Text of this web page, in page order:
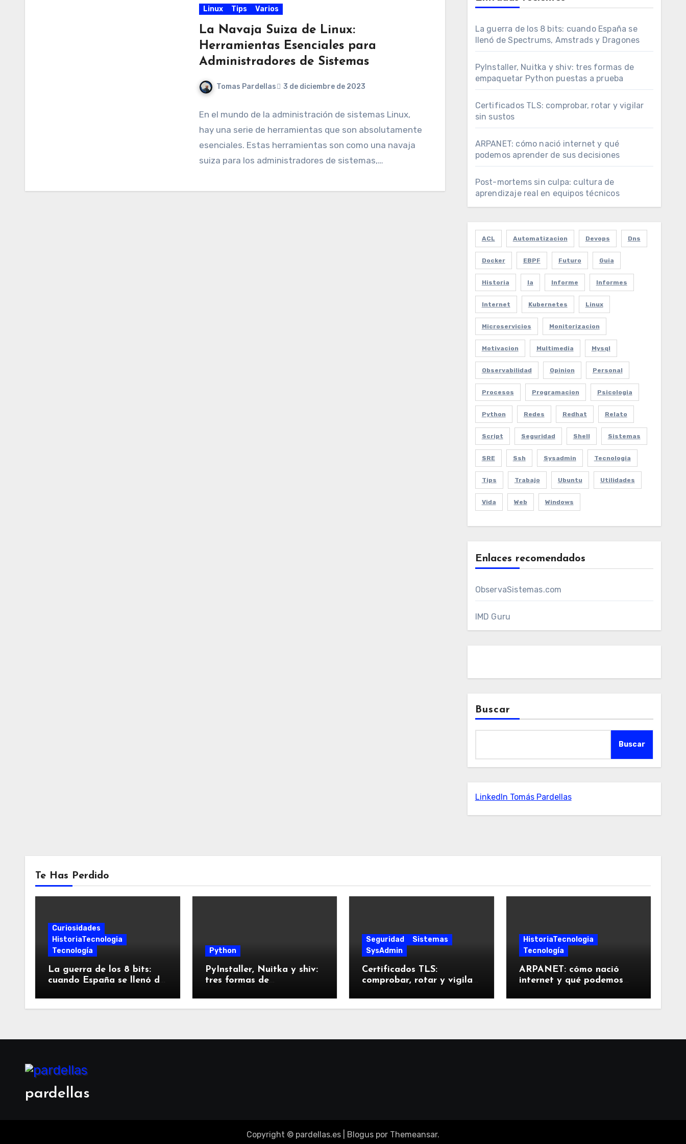
Linux Tips Varios
La Navaja Suiza de Linux:
Herramientas Esenciales para
Administradores de Sistemas
Tomas Pardellas 3 de diciembre de 2023
En el mundo de la administración de sistemas Linux,
hay una serie de herramientas que son absolutamente
esenciales. Estas herramientas son como una navaja
suiza para los administradores de sistemas,…
La guerra de los 8 bits: cuando España se
llenó de Spectrums, Amstrads y Dragones
PyInstaller, Nuitka y shiv: tres formas de
empaquetar Python puestas a prueba
Certificados TLS: comprobar, rotar y vigilar
sin sustos
ARPANET: cómo nació internet y qué
podemos aprender de sus decisiones
Post-mortems sin culpa: cultura de
aprendizaje real en equipos técnicos
ACL Automatizacion Devops Dns
Docker EBPF Futuro Guia
Historia Ia Informe Informes
Internet Kubernetes Linux
Microservicios Monitorizacion
Motivacion Multimedia Mysql
Observabilidad Opinion Personal
Procesos Programacion Psicologia
Python Redes Redhat Relato
Script Seguridad Shell Sistemas
SRE Ssh Sysadmin Tecnologia
Tips Trabajo Ubuntu Utilidades
Vida Web Windows
Enlaces recomendados
ObservaSistemas.com
IMD Guru
Buscar
Buscar
LinkedIn Tomás Pardellas
Te Has Perdido
Curiosidades
HistoriaTecnologia
Tecnología
La guerra de los 8 bits:
cuando España se llenó de
Dragones
Python
PyInstaller, Nuitka y shiv:
tres formas de
puestas a prueba
Seguridad
Sistemas
SysAdmin
Certificados TLS:
comprobar, rotar y vigilar
HistoriaTecnologia
Tecnología
ARPANET: cómo nació
internet y qué podemos
pardellas
Copyright © pardellas.es Blogus por Themeansar.